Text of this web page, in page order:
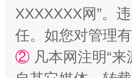
XXXXXXX网”。
任。如您对管理
② 凡本网注明“